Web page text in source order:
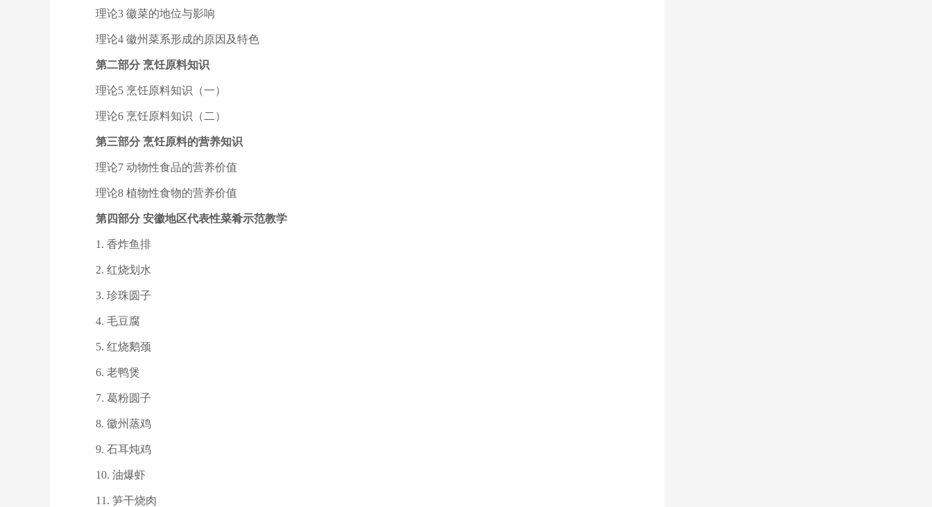
理论3 徽菜的地位与影响
理论4 徽州菜系形成的原因及特色
第二部分 烹饪原料知识
理论5 烹饪原料知识（一）
理论6 烹饪原料知识（二）
第三部分 烹饪原料的营养知识
理论7 动物性食品的营养价值
理论8 植物性食物的营养价值
第四部分 安徽地区代表性菜肴示范教学
1. 香炸鱼排
2. 红烧划水
3. 珍珠圆子
4. 毛豆腐
5. 红烧鹅颈
6. 老鸭煲
7. 葛粉圆子
8. 徽州蒸鸡
9. 石耳炖鸡
10. 油爆虾
11. 笋干烧肉